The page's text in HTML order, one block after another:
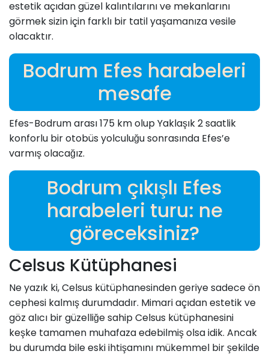
estetik açıdan güzel kalıntılarını ve mekanlarını
görmek sizin için farklı bir tatil yaşamanıza vesile
olacaktır.
Bodrum Efes harabeleri
mesafe
Efes-Bodrum arası 175 km olup Yaklaşık 2 saatlik
konforlu bir otobüs yolculuğu sonrasında Efes’e
varmış olacağız.
Bodrum çıkışlı Efes
harabeleri turu: ne
göreceksiniz?
Celsus Kütüphanesi
Ne yazık ki, Celsus kütüphanesinden geriye sadece ön
cephesi kalmış durumdadır. Mimari açıdan estetik ve
göz alıcı bir güzelliğe sahip Celsus kütüphanesini
keşke tamamen muhafaza edebilmiş olsa idik. Ancak
bu durumda bile eski ihtişamını mükemmel bir şekilde